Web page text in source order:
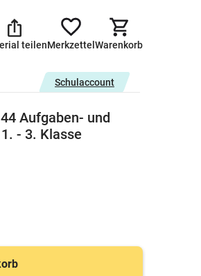
teilenMerkzettel Warenkorb
Schulaccount
Aufgaben- und
- 3. Klasse